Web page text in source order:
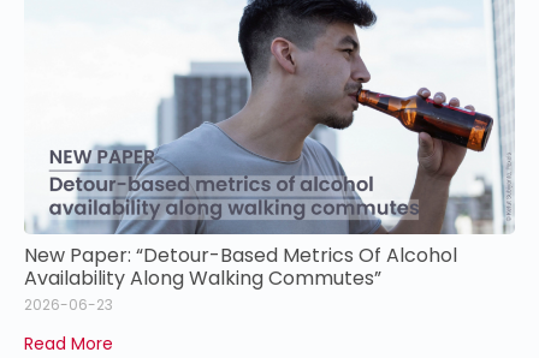
New Paper: “Detour-Based Metrics Of Alcohol
Availability Along Walking Commutes”
2026-06-23
Read More